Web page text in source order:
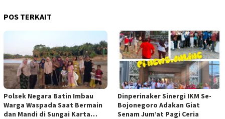
POS TERKAIT
Polsek Negara Batin Imbau
Warga Waspada Saat Bermain
dan Mandi di Sungai Karta
Dinperinaker Sinergi IKM Se-
Bojonegoro Adakan Giat
Senam Jum’at Pagi Ceria